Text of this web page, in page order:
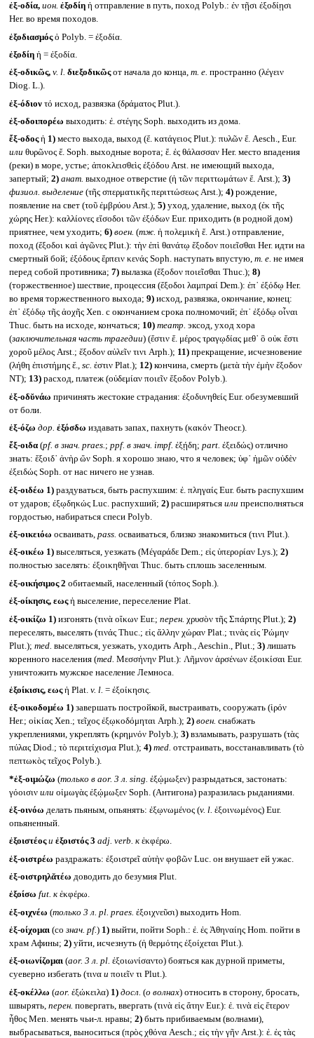
ἐξ-οδία, ион. ἐξοδίηἡ отправление в путь, поход Polyb.: ἐν τῇσι ἐξοδίῃσι
Her. во время походов.
ἐξοδιασμόςὁ Polyb. = ἐξοδία.
ἐξοδίη ἡ = ἐξοδία.
ἐξ-οδικῶς, v. l. διεξοδικῶςот начала до конца, т. е. пространно (λέγειν
Diog. L.).
ἐξ-όδιον τό исход, развязка (δράματος Plut.).
ἐξ-οδοιπορέω выходить: ἐ. στέγης Soph. выходить из дома.
ἔξ-οδοςἡ 1)место выхода, выход (ἔ. κατάγειος Plut.): πυλῶν ἔ. Aesch., Eur.
или θυρῶνος ἔ. Soph. выходные ворота; ἔ. ἐς θάλασσαν Her. место впадения
(реки) в море, устье; ἀποκλεισθεὶς ἐξόδου Arst. не имеющий выхода,
запертый; 2) анат. выходное отверстие (ἡ τῶν περιττωμάτων ἔ. Arst.); 3)
физиол. выделение(τῆς σπερματικῆς περιττώσεως Arst.); 4)рождение,
появление на свет (τοῦ ἐμβρύου Arst.); 5)уход, удаление, выход (ἐκ τῆς
χώρης Her.): καλλίονες εἴσοδοι τῶν ἐξόδων Eur. приходить (в родной дом)
приятнее, чем уходить; 6) воен. (тж. ἡ πολεμικὴ ἔ. Arst.) отправление,
поход (ἔξοδοι καὶ ἀγῶνες Plut.): τὴν ἐπὶ θανάτῳ ἔξοδον ποιεῖσθαι Her. идти на
смертный бой; ἐξόδους ἕρπειν κενάς Soph. наступать впустую, т. е. не имея
перед собой противника; 7)вылазка (ἔξοδον ποιεῖσθαι Thuc.); 8)
(торжественное) шествие, процессия (ἔξοδοι λαμπραί Dem.): ἐπ᾽ ἐξόδῳ Her.
во время торжественного выхода; 9)исход, развязка, окончание, конец:
ἐπ᾽ ἐξόδῳ τῆς ἀοχῆς Xen. с окончанием срока полномочий; ἐπ᾽ ἐξόδῳ οἶναι
Thuc. быть на исходе, кончаться; 10) театр. эксод, уход хора
(заключительная часть трагедии) (ἔστιν ἔ. μέρος τραγῳδίας μεθ᾽ ὃ οὐκ ἔστι
χοροῦ μέλος Arst.; ἔξοδον αὐλεῖν τινι Arph.); 11)прекращение, исчезновение
(λήθη ἐπιστήμης ἔ., sc. ἐστιν Plat.); 12)кончина, смерть (μετὰ τὴν ἐμὴν ἔξοδον
NT); 13)расход, платеж (οὐδεμίαν ποιεῖν ἔξοδον Polyb.).
ἐξ-οδῠνάω причинять жестокие страдания: ἐξοδυνηθείς Eur. обезумевший
от боли.
ἐξ-όζω дор. ἐξόσδω издавать запах, пахнуть (κακόν Theocr.).
ἔξ-οιδα (pf. в знач. praes.; ppf. в знач. impf. ἐξῄδη; part. ἐξειδώς) отлично
знать: ἔξοιδ᾽ ἀνὴρ ὤν Soph. я хорошо знаю, что я человек; ὑφ᾽ ἡμῶν οὐδὲν
ἐξειδώς Soph. от нас ничего не узнав.
ἐξ-οιδέω 1)раздуваться, быть распухшим: ἐ. πληγαίς Eur. быть распухшим
от ударов; ἐξῳδηκώς Luc. распухший; 2)расширяться или преисполняться
гордостью, набираться спеси Polyb.
ἐξ-οικειόω осваивать, pass. осваиваться, близко знакомиться (τινι Plut.).
ἐξ-οικέω 1)выселяться, уезжать (Μέγαράδε Dem.; εἰς ὑπερορίαν Lys.); 2)
полностью заселять: ἐξοικηθῆναι Thuc. быть сплошь заселенным.
ἐξ-οικήσιμος 2 обитаемый, населенный (τόπος Soph.).
ἐξ-οίκησις, εωςἡ выселение, переселение Plat.
ἐξ-οικίζω 1)изгонять (τινὰ οἴκων Eur.; перен. χρυσὸν τῆς Σπάρτης Plut.); 2)
переселять, выселять (τινάς Thuc.; εἰς ἄλλην χώραν Plat.; τινὰς εἰς Ῥώμην
Plut.); med. выселяться, уезжать, уходить Arph., Aeschin., Plut.; 3)лишать
коренного населения (med. Μεσσήνην Plut.): Λῆμνον ἀρσένων ἐξοικίσαι Eur.
уничтожить мужское население Лемноса.
ἐξοίκισις, εωςἡ Plat. v. l. = ἐξοίκησις.
ἐξ-οικοδομέω 1)завершать постройкой, выстраивать, сооружать (ἱρόν
Her.; οἰκίας Xen.; τεῖχος ἐξῳκοδόμηται Arph.); 2) воен. снабжать
укреплениями, укреплять (κρημνόν Polyb.); 3)взламывать, разрушать (τὰς
πύλας Diod.; τὸ περιτείχισμα Plut.); 4) med. отстраивать, восстанавливать (τὸ
πεπτωκὸς τεῖχος Polyb.).
*ἐξ-οιμώζω (только в aor. 3 л. sing. ἐξῴμωξεν) разрыдаться, застонать:
γόοισιν или οἰμωγὰς ἐξῴμωξεν Soph. (Антигона) разразилась рыданиями.
ἐξ-οινόω делать пьяным, опьянять: ἐξῳνωμένος (v. l. ἐξοινωμένος) Eur.
опьяненный.
ἐξοιστέοςи ἐξοιστός 3 adj. verb. кἐκφέρω.
ἐξ-οιστρέω раздражать: ἐξοιστρεῖ αὐτὴν φοβῶν Luc. он внушает ей ужас.
ἐξ-οιστρηλᾰτέω доводить до безумия Plut.
ἐξοίσω fut. кἐκφέρω.
ἐξ-οιχνέω (только 3 л. pl. praes. ἐξοιχνεῦσι) выходить Hom.
ἐξ-οίχομαι (со знач. pf.) 1)выйти, пойти Soph.: ἐ. ἐς Ἀθηναίης Hom. пойти в
храм Афины; 2)уйти, исчезнуть (ἡ θερμότης ἐξοίχεται Plut.).
ἐξ-οιωνίζομαι (aor. 3 л. pl. ἐξοιωνίσαντο) бояться как дурной приметы,
суеверно избегать (τινα и ποιεῖν τι Plut.).
ἐξ-οκέλλω (aor. ἐξώκειλα) 1) досл. (о волнах) относить в сторону, бросать,
швырять, перен. повергать, ввергать (τινὰ εἰς ἄτην Eur.): ἐ. τινὰ εἰς ἕτερον
ἦθος Men. менять чьи-л. нравы; 2)быть прибиваемым (волнами),
выбрасываться, выноситься (πρὸς χθόνα Aesch.; εἰς τὴν γῆν Arst.): ἐ. ἐς τὰς